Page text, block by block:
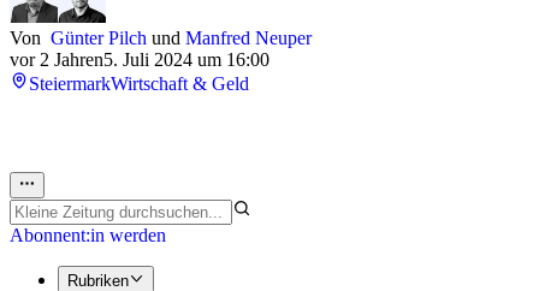
Von Günter Pilch und Manfred Neuper
vor 2 Jahren5. Juli 2024 um 16:00
SteiermarkWirtschaft & Geld
Abonnent:in werden
Rubriken